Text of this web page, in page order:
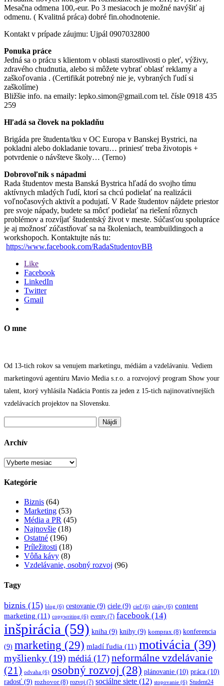
Mesačna odmena 100,-eur. Po 3 mesiacoch je možné navýšiť aj
odmenu. ( Kvalitná práca) dobré fin.ohodnotenie.
Kontakt v prípade záujmu: Ujpál 0907032800
Ponuka práce
Jedná sa o prácu s klientom v oblasti starostlivosti o pleť, výživy,
zdravého chudnutia, alebo si môžete vybrať oblasť reklamy a
zaškoľovania . (Certifikát potrebný nie je, vybraných ľudí si
zaškolíme)
Bližšie info. na emaily: lepko.simon@gmail.com tel. čísle 0918 435
259
Hľadá sa človek na pokladňu
Brigáda pre študenta/tku v OC Europa v Banskej Bystrici, na
pokladni alebo dokladanie tovaru… priniesť treba životopis +
potvrdenie o návšteve školy… (Terno)
Dobrovoľník s nápadmi
Rada študentov mesta Banská Bystrica hľadá do svojho tímu
aktívnych mladých ľudí, ktorí sa chcú podielať na realizácii
voľnočasových aktivít a podujatí. V Rade študentov nájdete priestor
pre svoje nápady, budete sa môcť podielať na riešení rôznych
problémov a rozvíjať študentský život v meste. Súčasťou spolupráce
je aj možnosť zúčastňovať sa na školeniach, teambuildingoch a
workshopoch. Kontaktujte nás tu:
https://www.facebook.com/RadaStudentovBB
Like
Facebook
LinkedIn
Twitter
Gmail
O mne
Od 13-tich rokov sa venujem marketingu, médiám a vzdelávaniu. Vediem
marketingovú agentúru Mavio Media s.r.o. a rozvojový program Show your
talent, ktorý vyhlásila Nadácia Pontis za jeden z 15-tich najinovatívnejších
vzdelávacích projektov na Slovensku.
Archív
Archív
Kategórie
Biznis (64)
Marketing (53)
Média a PR (45)
Najnovšie (18)
Ostatné (196)
Príležitosti (18)
Vôňa kávy (8)
Vzdelávanie, osobný rozvoj (96)
Tagy
biznis (15) blog (6) cestovanie (9) ciele (9) cieľ(6) citáty (6) content
marketing (11) copywriting (6) eventy (7) facebook (14)
inšpirácia (59) kniha (9) knihy (9) komprax (8) konferencia
(9) marketing (29) mladí ľudia (11) motivácia (39)
myšlienky (19) médiá (17)neformálne vzdelávanie
(21) odvaha (6) osobný rozvoj (28) plánovanie (10) práca (10)
radosť (9) rozhovor(8) rozvoj (7) sociálne siete (12) stopovanie (6) Student24